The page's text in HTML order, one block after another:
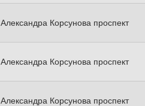
Александра Корсунова проспект
Александра Корсунова проспект
Александра Корсунова проспект